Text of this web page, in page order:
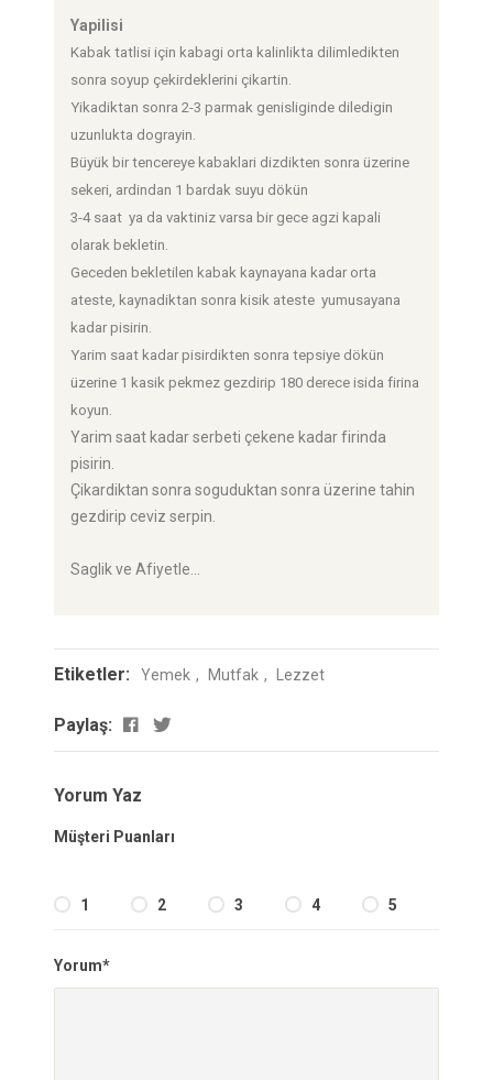
Yapilisi
Kabak tatlisi için kabagi orta kalinlikta dilimledikten
sonra soyup çekirdeklerini çikartin.
Yikadiktan sonra 2-3 parmak genisliginde diledigin
uzunlukta dograyin.
Büyük bir tencereye kabaklari dizdikten sonra üzerine
sekeri, ardindan 1 bardak suyu dökün
3-4 saat ya da vaktiniz varsa bir gece agzi kapali
olarak bekletin.
Geceden bekletilen kabak kaynayana kadar orta
ateste, kaynadiktan sonra kisik ateste yumusayana
kadar pisirin.
Yarim saat kadar pisirdikten sonra tepsiye dökün
üzerine 1 kasik pekmez gezdirip 180 derece isida firina
koyun.
Yarim saat kadar serbeti çekene kadar firinda
pisirin.
Çikardiktan sonra soguduktan sonra üzerine tahin
gezdirip ceviz serpin.
Saglik ve Afiyetle...
Etiketler: Yemek Mutfak Lezzet
Paylaş:
Yorum Yaz
Müşteri Puanları
1 2 3 4 5
Yorum*